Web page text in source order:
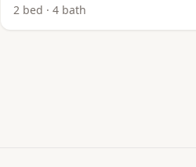
2 bed · 4 bath